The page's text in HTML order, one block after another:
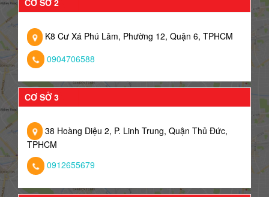
CƠ SỞ 2
K8 Cư Xá Phú Lâm, Phường 12, Quận 6, TPHCM
0904706588
CƠ SỞ 3
38 Hoàng Diệu 2, P. Linh Trung, Quận Thủ Đức,
TPHCM
0912655679